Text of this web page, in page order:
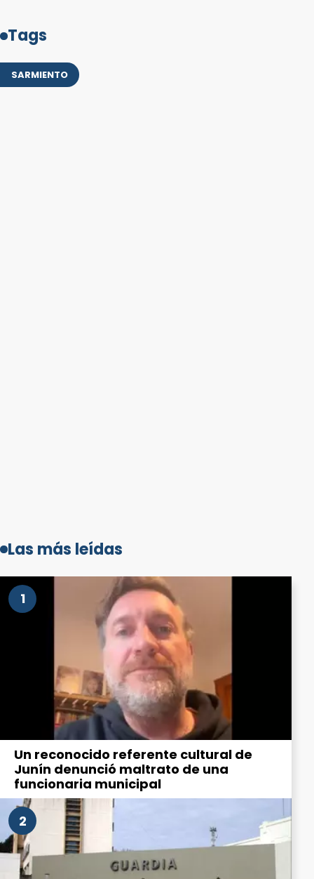
Tags
SARMIENTO
Las más leídas
1
Un reconocido referente cultural de
Junín denunció maltrato de una
funcionaria municipal
2